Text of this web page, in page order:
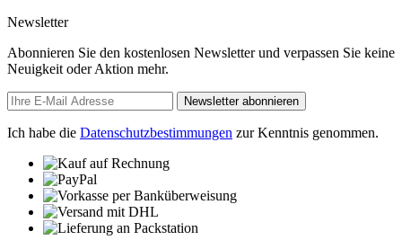
Newsletter
Abonnieren Sie den kostenlosen Newsletter und verpassen Sie keine
Neuigkeit oder Aktion mehr.
Newsletter abonnieren
Ich habe die Datenschutzbestimmungen zur Kenntnis genommen.